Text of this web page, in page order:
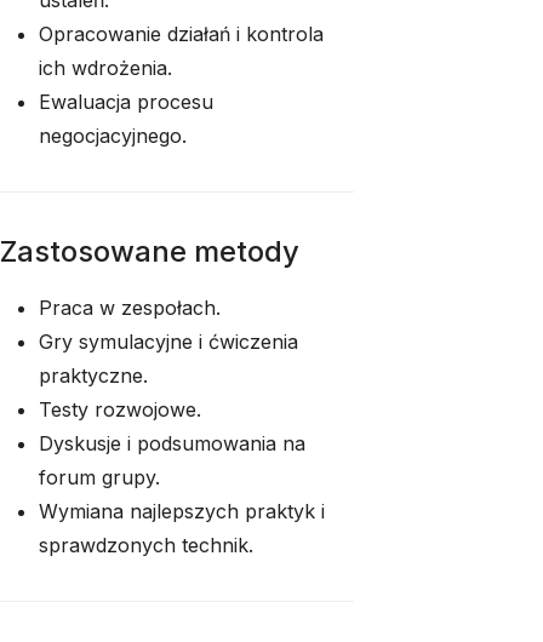
Opracowanie działań i kontrola
ich wdrożenia.
Ewaluacja procesu
negocjacyjnego.
Zastosowane metody
Praca w zespołach.
Gry symulacyjne i ćwiczenia
praktyczne.
Testy rozwojowe.
Dyskusje i podsumowania na
forum grupy.
Wymiana najlepszych praktyk i
sprawdzonych technik.